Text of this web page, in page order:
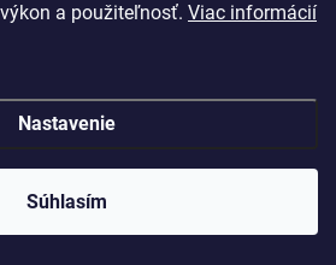
a použiteľnosť. Viac informácií
Nastavenie
Súhlasím